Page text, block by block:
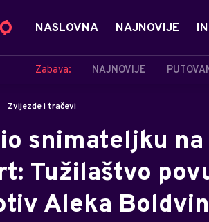
NASLOVNA NAJNOVIJE
Zabava: NAJNOVIJE
Zvijezde i tračevi
snimateljku
Tužilaštvo
Aleka